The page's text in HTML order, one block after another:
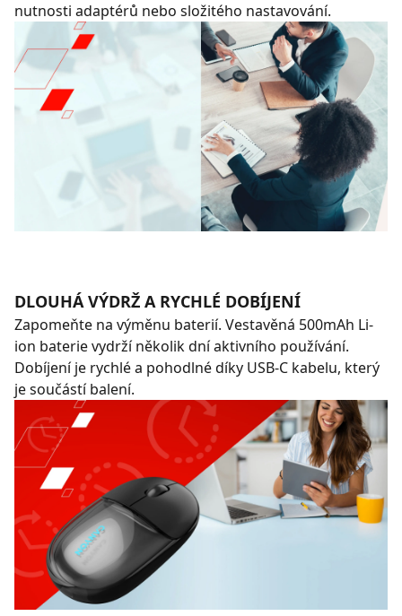
nutnosti adaptérů nebo složitého nastavování.
DLOUHÁ VÝDRŽ A RYCHLÉ DOBÍJENÍ
Zapomeňte na výměnu baterií. Vestavěná 500mAh Li-
ion baterie vydrží několik dní aktivního používání.
Dobíjení je rychlé a pohodlné díky USB-C kabelu, který
je součástí balení.